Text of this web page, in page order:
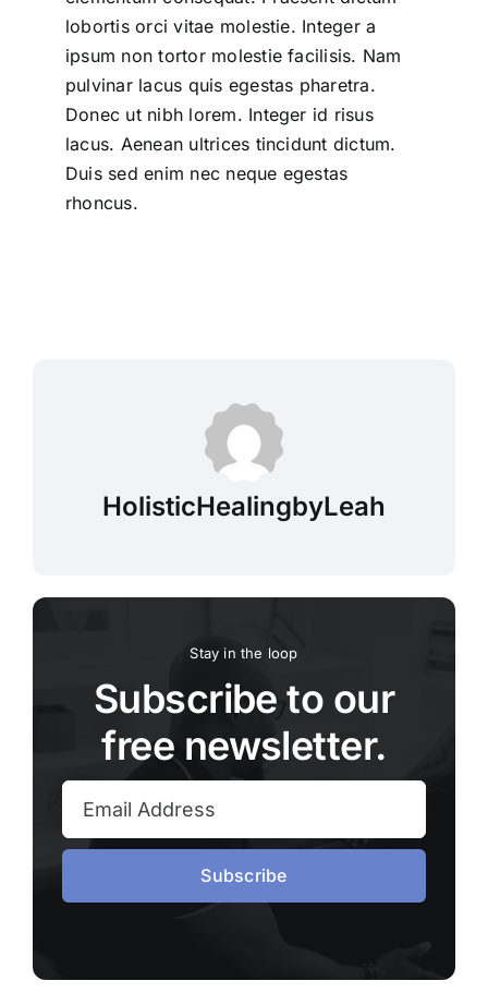
lobortis orci vitae molestie. Integer a
ipsum non tortor molestie facilisis. Nam
pulvinar lacus quis egestas pharetra.
Donec ut nibh lorem. Integer id risus
lacus. Aenean ultrices tincidunt dictum.
Duis sed enim nec neque egestas
rhoncus.
HolisticHealingbyLeah
Stay in the loop
Subscribe to our
free newsletter.
Subscribe